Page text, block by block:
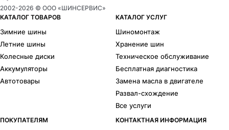
2002-2026 © ООО «ШИНСЕРВИС»
КАТАЛОГ ТОВАРОВ
Зимние шины
Летние шины
Колесные диски
Аккумуляторы
Автотовары
КАТАЛОГ УСЛУГ
Шиномонтаж
Хранение шин
Техническое обслуживание
Бесплатная диагностика
Замена масла в двигателе
Развал-схождение
Все услуги
ПОКУПАТЕЛЯМ КОНТАКТНАЯ ИНФОРМАЦИЯ